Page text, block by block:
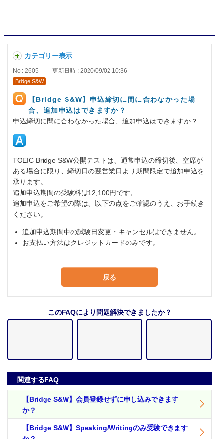
カテゴリー表示
No : 2605 更新日時 : 2020/09/02 10:36
Bridge S&W
【Bridge S&W】申込締切に間に合わなかった場
合、追加申込はできますか？
申込締切に間に合わなかった場合、追加申込はできますか？
TOEIC Bridge S&W公開テストは、通常申込の締切後、空席が
ある場合に限り、締切日の翌営業日より期間限定で追加申込を
承ります。
追加申込期間の受験料は12,100円です。
追加申込をご希望の際は、以下の点をご確認のうえ、お手続き
ください。
追加申込期間中の試験日変更・キャンセルはできません。
お支払い方法はクレジットカードのみです。
戻る
このFAQにより問題解決できましたか？
関連するFAQ
【Bridge S&W】会員登録せずに申し込みできます
か？
【Bridge S&W】Speaking/Writingのみ受験できます